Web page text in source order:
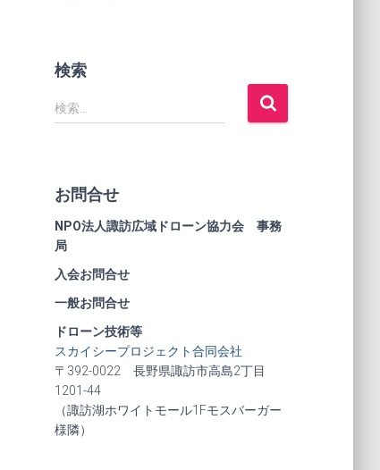
検索
検索…
お問合せ
NPO法人諏訪広域ドローン協力会 事務
局
入会お問合せ
一般お問合せ
ドローン技術等
スカイシープロジェクト合同会社
〒392-0022 長野県諏訪市高島2丁目
1201-44
（諏訪湖ホワイトモール1Fモスバーガー
様隣）